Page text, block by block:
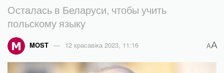
Осталась в Беларуси, чтобы учить
польскому языку
MOST 12 красавіка 2023, 11:16 AA